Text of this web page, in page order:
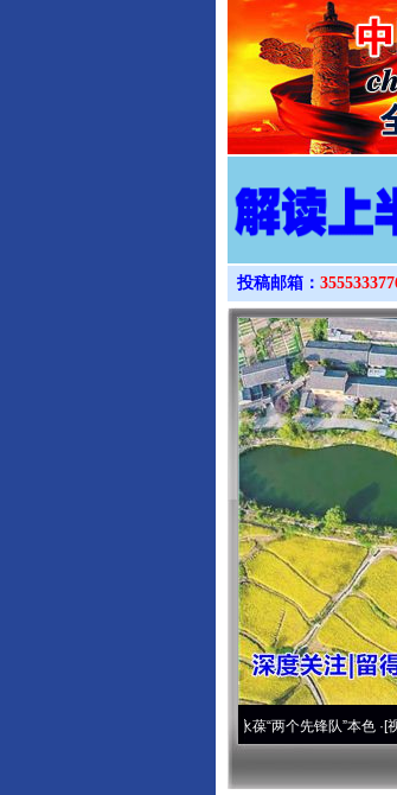
投稿邮箱：
永葆“两个先锋队”本色·[视频]牢记初心